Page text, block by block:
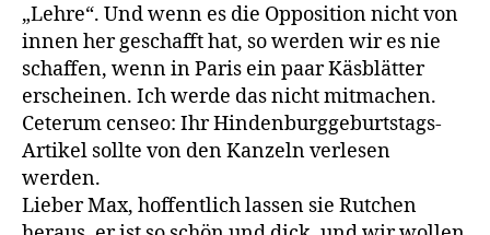
„Lehre“. Und wenn es die Opposition nicht von
innen her geschafft hat, so werden wir es nie
schaffen, wenn in Paris ein paar Käsblätter
erscheinen. Ich werde das nicht mitmachen.
Ceterum censeo: Ihr Hindenburggeburtstags-
Artikel sollte von den Kanzeln verlesen
werden.
Lieber Max, hoffentlich lassen sie Rutchen